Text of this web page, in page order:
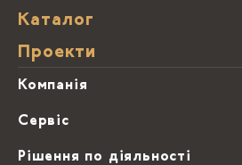
Каталог
Проекти
Компанія
Про нас
Сервіс
Види обробки каменю
Рішення по діяльності